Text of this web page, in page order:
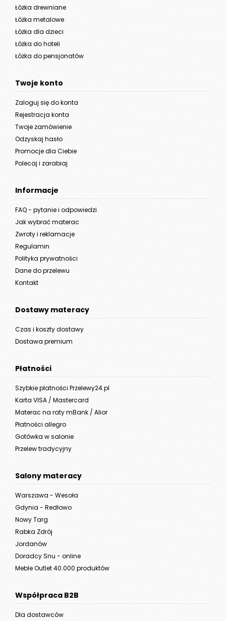
Łóżka drewniane
Łóżka metalowe
Łóżka dla dzieci
Łóżka do hoteli
Łóżka do pensjonatów
Twoje konto
Zaloguj się do konta
Rejestracja konta
Twoje zamówienie
Odzyskaj hasło
Promocje dla Ciebie
Polecaj i zarabiaj
Informacje
FAQ - pytanie i odpowiedzi
Jak wybrać materac
Zwroty i reklamacje
Regulamin
Polityka prywatności
Dane do przelewu
Kontakt
Dostawy materacy
Czas i koszty dostawy
Dostawa premium
Płatności
Szybkie płatności Przelewy24.pl
Karta VISA / Mastercard
Materac na raty mBank / Alior
Płatności allegro
Gotówka w salonie
Przelew tradycyjny
Salony materacy
Warszawa - Wesoła
Gdynia - Redłowo
Nowy Targ
Rabka Zdrój
Jordanów
Doradcy Snu - online
Meble Outlet 40.000 produktów
Współpraca B2B
Dla dostawców